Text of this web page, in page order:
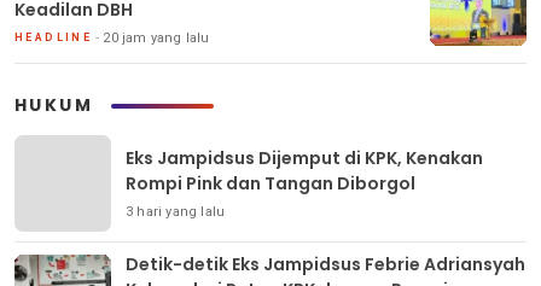
Keadilan DBH
HEADLINE 20 jam yang lalu
HUKUM
Eks Jampidsus Dijemput di KPK, Kenakan
Rompi Pink dan Tangan Diborgol
3 hari yang lalu
Detik-detik Eks Jampidsus Febrie Adriansyah